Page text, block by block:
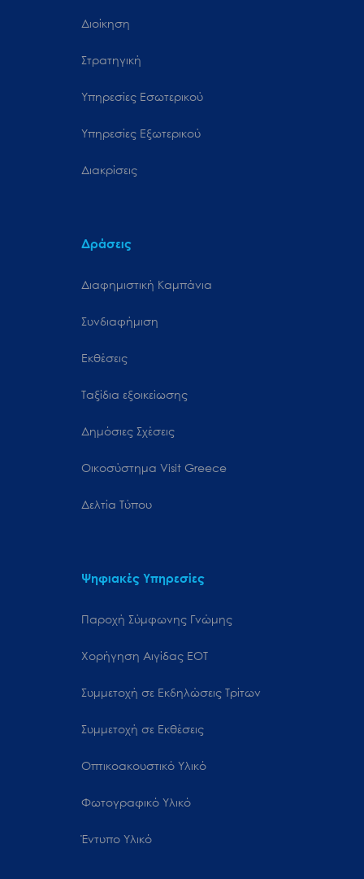
Διοίκηση
Στρατηγική
Υπηρεσίες Εσωτερικού
Υπηρεσίες Εξωτερικού
Διακρίσεις
Δράσεις
Διαφημιστική Καμπάνια
Συνδιαφήμιση
Εκθέσεις
Ταξίδια εξοικείωσης
Δημόσιες Σχέσεις
Oικοσύστημα Visit Greece
Δελτία Τύπου
Ψηφιακές Υπηρεσίες
Παροχή Σύμφωνης Γνώμης
Χορήγηση Αιγίδας ΕΟΤ
Συμμετοχή σε Εκδηλώσεις Τρίτων
Συμμετοχή σε Εκθέσεις
Οπτικοακουστικό Υλικό
Φωτογραφικό Υλικό
Έντυπο Υλικό